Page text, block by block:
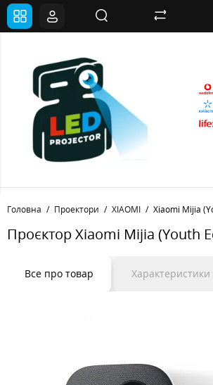
Головна Проектори XIAOMI Xiaomi Mijia
Проєктор Xiaomi Mijia (Youth
Все про товар Характеристики